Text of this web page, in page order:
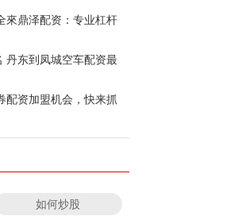
來鼎泽配资：专业杠杆
丹东到凤城空车配资最
配资加盟机会，快来抓
如何炒股